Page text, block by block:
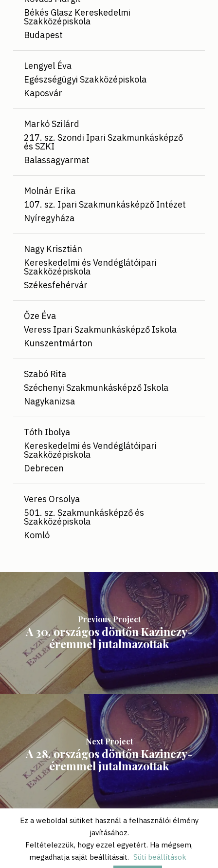
Békés Glasz Kereskedelmi
Szakközépiskola
Budapest
Lengyel Éva
Egészségügyi Szakközépiskola
Kaposvár
Markó Szilárd
217. sz. Szondi Ipari Szakmunkásképző
és SZKI
Balassagyarmat
Molnár Erika
107. sz. Ipari Szakmunkásképző Intézet
Nyíregyháza
Nagy Krisztián
Kereskedelmi és Vendéglátóipari
Szakközépiskola
Székesfehérvár
Őze Éva
Veress Ipari Szakmunkásképző Iskola
Kunszentmárton
Szabó Rita
Széchenyi Szakmunkásképző Iskola
Nagykanizsa
Tóth Ibolya
Kereskedelmi és Vendéglátóipari
Szakközépiskola
Debrecen
Veres Orsolya
501. sz. Szakmunkásképző és
Szakközépiskola
Komló
Previous Project
A 30. országos döntőn Kazinczy-
éremmel jutalmazottak
Next Project
A 28. országos döntőn Kazinczy-
éremmel jutalmazottak
Ez a weboldal sütiket használ a felhasználói élmény
javításához.
Feltételezzük, hogy ezzel egyetért. Ha mégsem,
megadhatja saját beállításait. Süti beállítások